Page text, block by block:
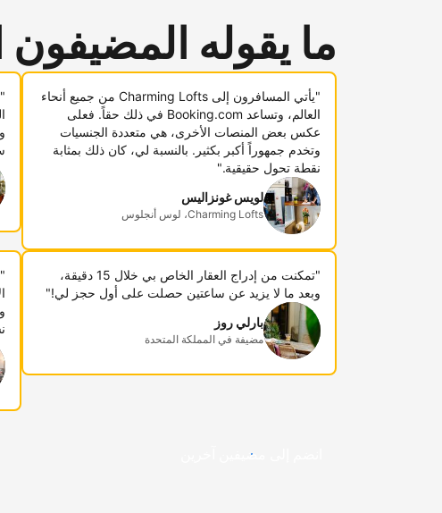
ما يقوله المضيفون
"يأتي المسافرون إلى Charming Lofts من جميع أنحاء
العالم، وتساعد Booking.com في ذلك حقاً. فعلى
عكس بعض المنصات الأخرى، هي متعددة الجنسيات
وتخدم جمهوراً أكبر بكثير. بالنسبة لي، كان ذلك بمثابة
نقطة تحول حقيقية."
لويس غونزاليس
Charming Lofts، لوس أنجلوس
"تمكنت من إدراج العقار الخاص بي خلال 15 دقيقة،
وبعد ما لا يزيد عن ساعتين حصلت على أول حجز لي!"
بارلي روز
مضيفة في المملكة المتحدة
انضم إلى مضيفين آخرين